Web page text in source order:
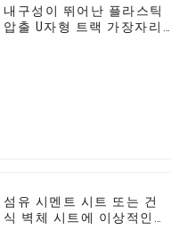
내구성이 뛰어난 플라스틱
압출 U자형 트랙 가장자리
섬유 시멘트 시트 또는 건
식 벽체 시트에 이상적인